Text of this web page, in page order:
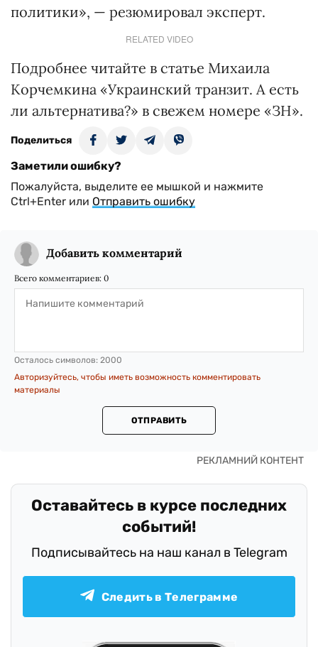
политики», — резюмировал эксперт.
RELATED VIDEO
Подробнее читайте в статье Михаила
Корчемкина «Украинский транзит. А есть
ли альтернатива?» в свежем номере «ЗН».
Поделиться
Заметили ошибку?
Пожалуйста, выделите ее мышкой и нажмите
Ctrl+Enter или Отправить ошибку
Добавить комментарий
Всего комментариев: 0
Осталось символов: 2000
Авторизуйтесь, чтобы иметь возможность комментировать
материалы
ОТПРАВИТЬ
Оставайтесь в курсе последних
событий!
Подписывайтесь на наш канал в Telegram
Следить в Телеграмме